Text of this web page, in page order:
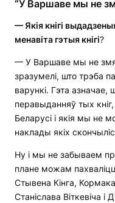
“У Варшаве мы не
— Якія кнігі
менавіта гэтыя кнігі?
— У Варшаве мы не
зразумелі, што трэба
варункі. Гэта
перавыданняў тых
Беларусі і якія мы не
наклады якіх
Ну і мы не забываем
плане можам
Стывена Кінга,
Станіслава Віткевіча і